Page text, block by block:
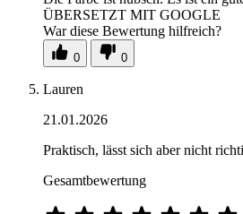
ÜBERSETZT MIT GOOGLE
War diese Bewertung hilfreich?
0 0
Lauren
21.01.2026
Praktisch, lässt sich aber nicht
Gesamtbewertung